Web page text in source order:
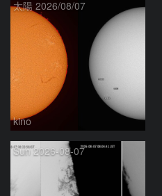
太陽 2026/08/07
kino
Sun 2026-08-07